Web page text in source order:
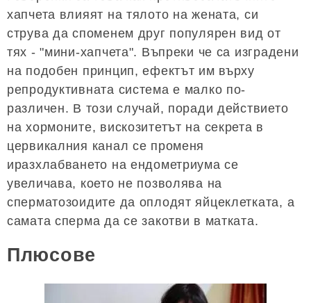
хапчета влияят на тялото на жената, си
струва да споменем друг популярен вид от
тях - "мини-хапчета". Въпреки че са изградени
на подобен принцип, ефектът им върху
репродуктивната система е малко по-
различен. В този случай, поради действието
на хормоните, вискозитетът на секрета в
цервикалния канал се променя
иразхлабването на ендометриума се
увеличава, което не позволява на
сперматозоидите да оплодят яйцеклетката, а
самата сперма да се закотви в матката.
Плюсове